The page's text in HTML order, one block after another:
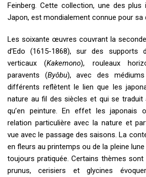
Feinberg. Cette collection, une des
Japon, est mondialement connue pour sa
Les soixante œuvres couvrant la
d’Edo (1615-1868), sur des supports
verticaux (Kakemono), rouleaux
paravents (Byôbu), avec des
différents reflètent le lien que les
nature au fil des siècles et qui se traduit
qu’en peinture. En effet les japonais
relation particulière avec la nature et
vue avec le passage des saisons. La
en fleurs au printemps ou de la pleine
toujours pratiquée. Certains thèmes
prunus, cerisiers et glycines